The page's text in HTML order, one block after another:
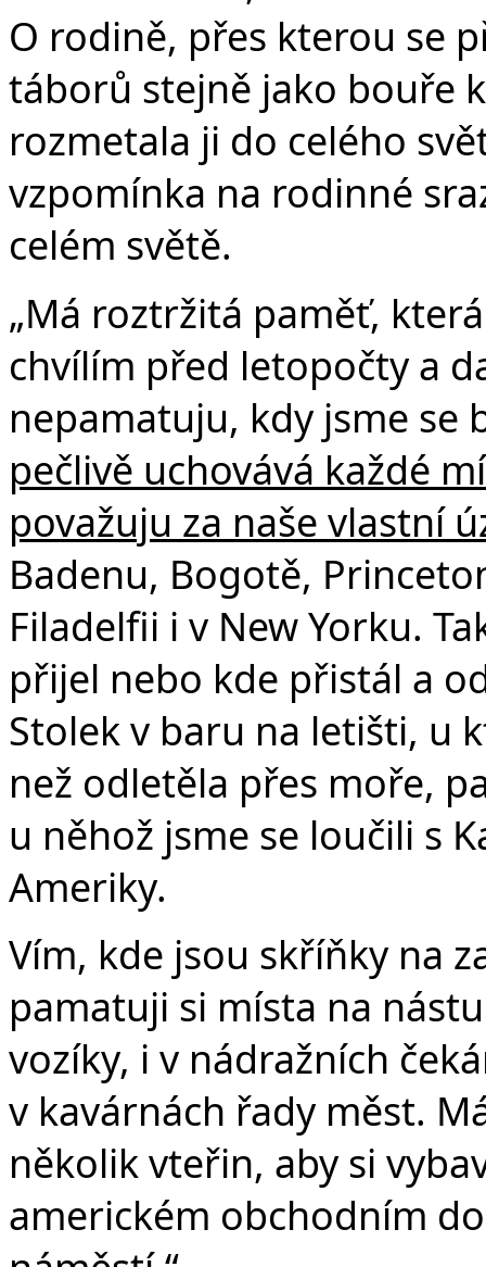
O rodině, přes kterou se
táborů stejně jako bouře
rozmetala ji do celého
vzpomínka na rodinné
celém světě.
„Má roztržitá paměť,
chvílím před letopočty a
nepamatuju, kdy jsme se
pečlivě uchovává každé
považuju za naše vlastní
Badenu, Bogotě,
Filadelfii i v New Yorku.
přijel nebo kde přistál a
Stolek v baru na letišti, u
než odletěla přes moře,
u něhož jsme se loučili s
Ameriky.
Vím, kde jsou skříňky na
pamatuji si místa na
vozíky, i v nádražních
v kavárnách řady měst.
několik vteřin, aby si
americkém obchodním